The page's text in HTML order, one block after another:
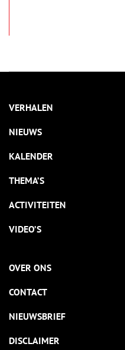
VERHALEN
NIEUWS
KALENDER
THEMA’S
ACTIVITEITEN
VIDEO’S
OVER ONS
CONTACT
NIEUWSBRIEF
DISCLAIMER